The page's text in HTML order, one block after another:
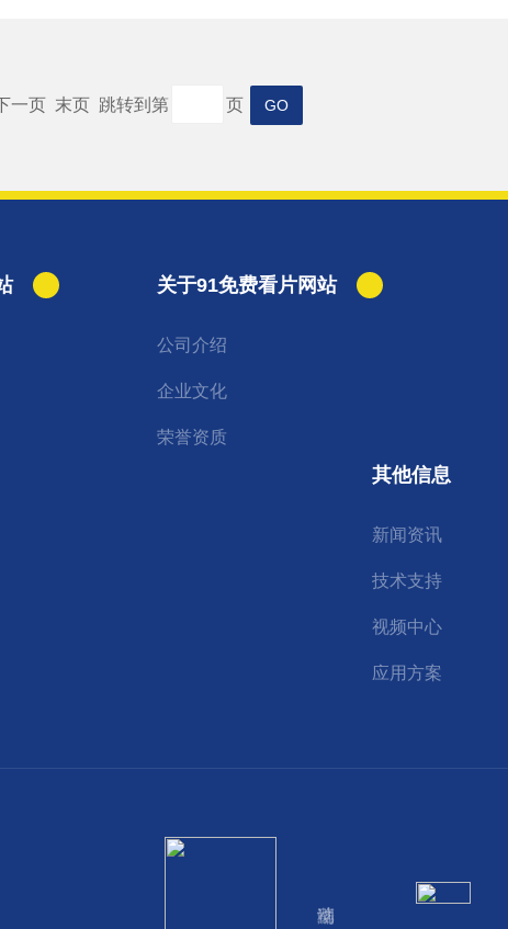
一页 末页 跳转到第 页
关于91免费看片网站
公司介绍
企业文化
荣誉资质
其他信息
新闻资讯
技术支持
视频中心
应用方案